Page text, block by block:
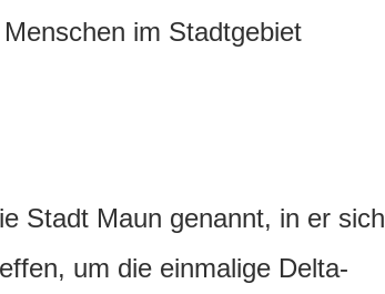
im Stadtgebiet
Stadt Maun genannt, in er sich
um die einmalige Delta-